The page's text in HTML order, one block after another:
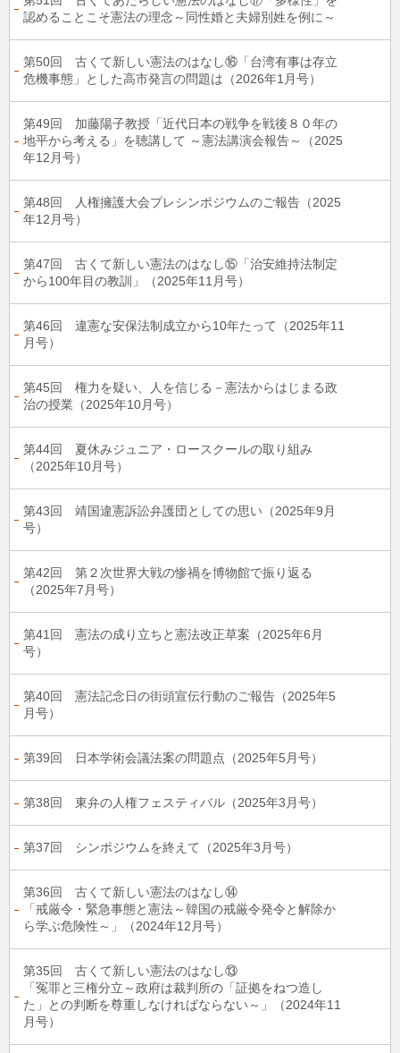
認めることこそ憲法の理念～同性婚と夫婦別姓を例に～
第50回 古くて新しい憲法のはなし⑯「台湾有事は存立
危機事態」とした高市発言の問題は（2026年1月号）
第49回 加藤陽子教授「近代日本の戦争を戦後８０年の
地平から考える」を聴講して ～憲法講演会報告～（2025
年12月号）
第48回 人権擁護大会プレシンポジウムのご報告（2025
年12月号）
第47回 古くて新しい憲法のはなし⑮「治安維持法制定
から100年目の教訓」（2025年11月号）
第46回 違憲な安保法制成立から10年たって（2025年11
月号）
第45回 権力を疑い、人を信じる－憲法からはじまる政
治の授業（2025年10月号）
第44回 夏休みジュニア・ロースクールの取り組み
（2025年10月号）
第43回 靖国違憲訴訟弁護団としての思い（2025年9月
号）
第42回 第２次世界大戦の惨禍を博物館で振り返る
（2025年7月号）
第41回 憲法の成り立ちと憲法改正草案（2025年6月
号）
第40回 憲法記念日の街頭宣伝行動のご報告（2025年5
月号）
第39回 日本学術会議法案の問題点（2025年5月号）
第38回 東弁の人権フェスティバル（2025年3月号）
第37回 シンポジウムを終えて（2025年3月号）
第36回 古くて新しい憲法のはなし⑭
「戒厳令・緊急事態と憲法～韓国の戒厳令発令と解除か
ら学ぶ危険性～」（2024年12月号）
第35回 古くて新しい憲法のはなし⑬
「冤罪と三権分立～政府は裁判所の「証拠をねつ造し
た」との判断を尊重しなければならない～」（2024年11
月号）